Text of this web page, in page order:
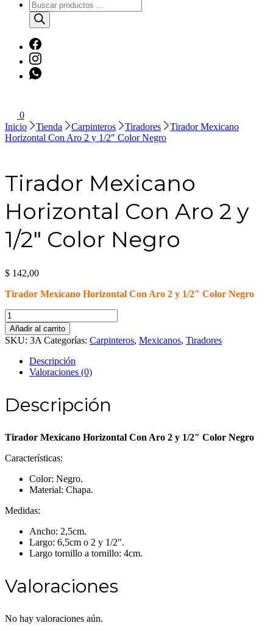
Búsqueda
de
productos
0
Inicio
Tienda Carpinteros Tiradores
Tirador Mexicano
Horizontal Con Aro 2 y 1/2″ Color Negro
Tirador Mexicano
Horizontal Con Aro 2 y
1/2″ Color Negro
$ 142,00
Tirador Mexicano Horizontal Con Aro 2 y 1/2″ Color Negro
Tirador
Mexicano
Horizontal
Con
Color
Negro
Añadir al carrito
SKU: 3A Categorías: Carpinteros, Mexicanos, Tiradores
Descripción
Valoraciones (0)
Descripción
Tirador Mexicano Horizontal Con Aro 2 y 1/2″ Color Negro
Características:
Color: Negro.
Material: Chapa.
Medidas:
Ancho: 2,5cm.
Largo: 6,5cm o 2 y 1/2″.
Largo tornillo a tornillo: 4cm.
Valoraciones
No hay valoraciones aún.